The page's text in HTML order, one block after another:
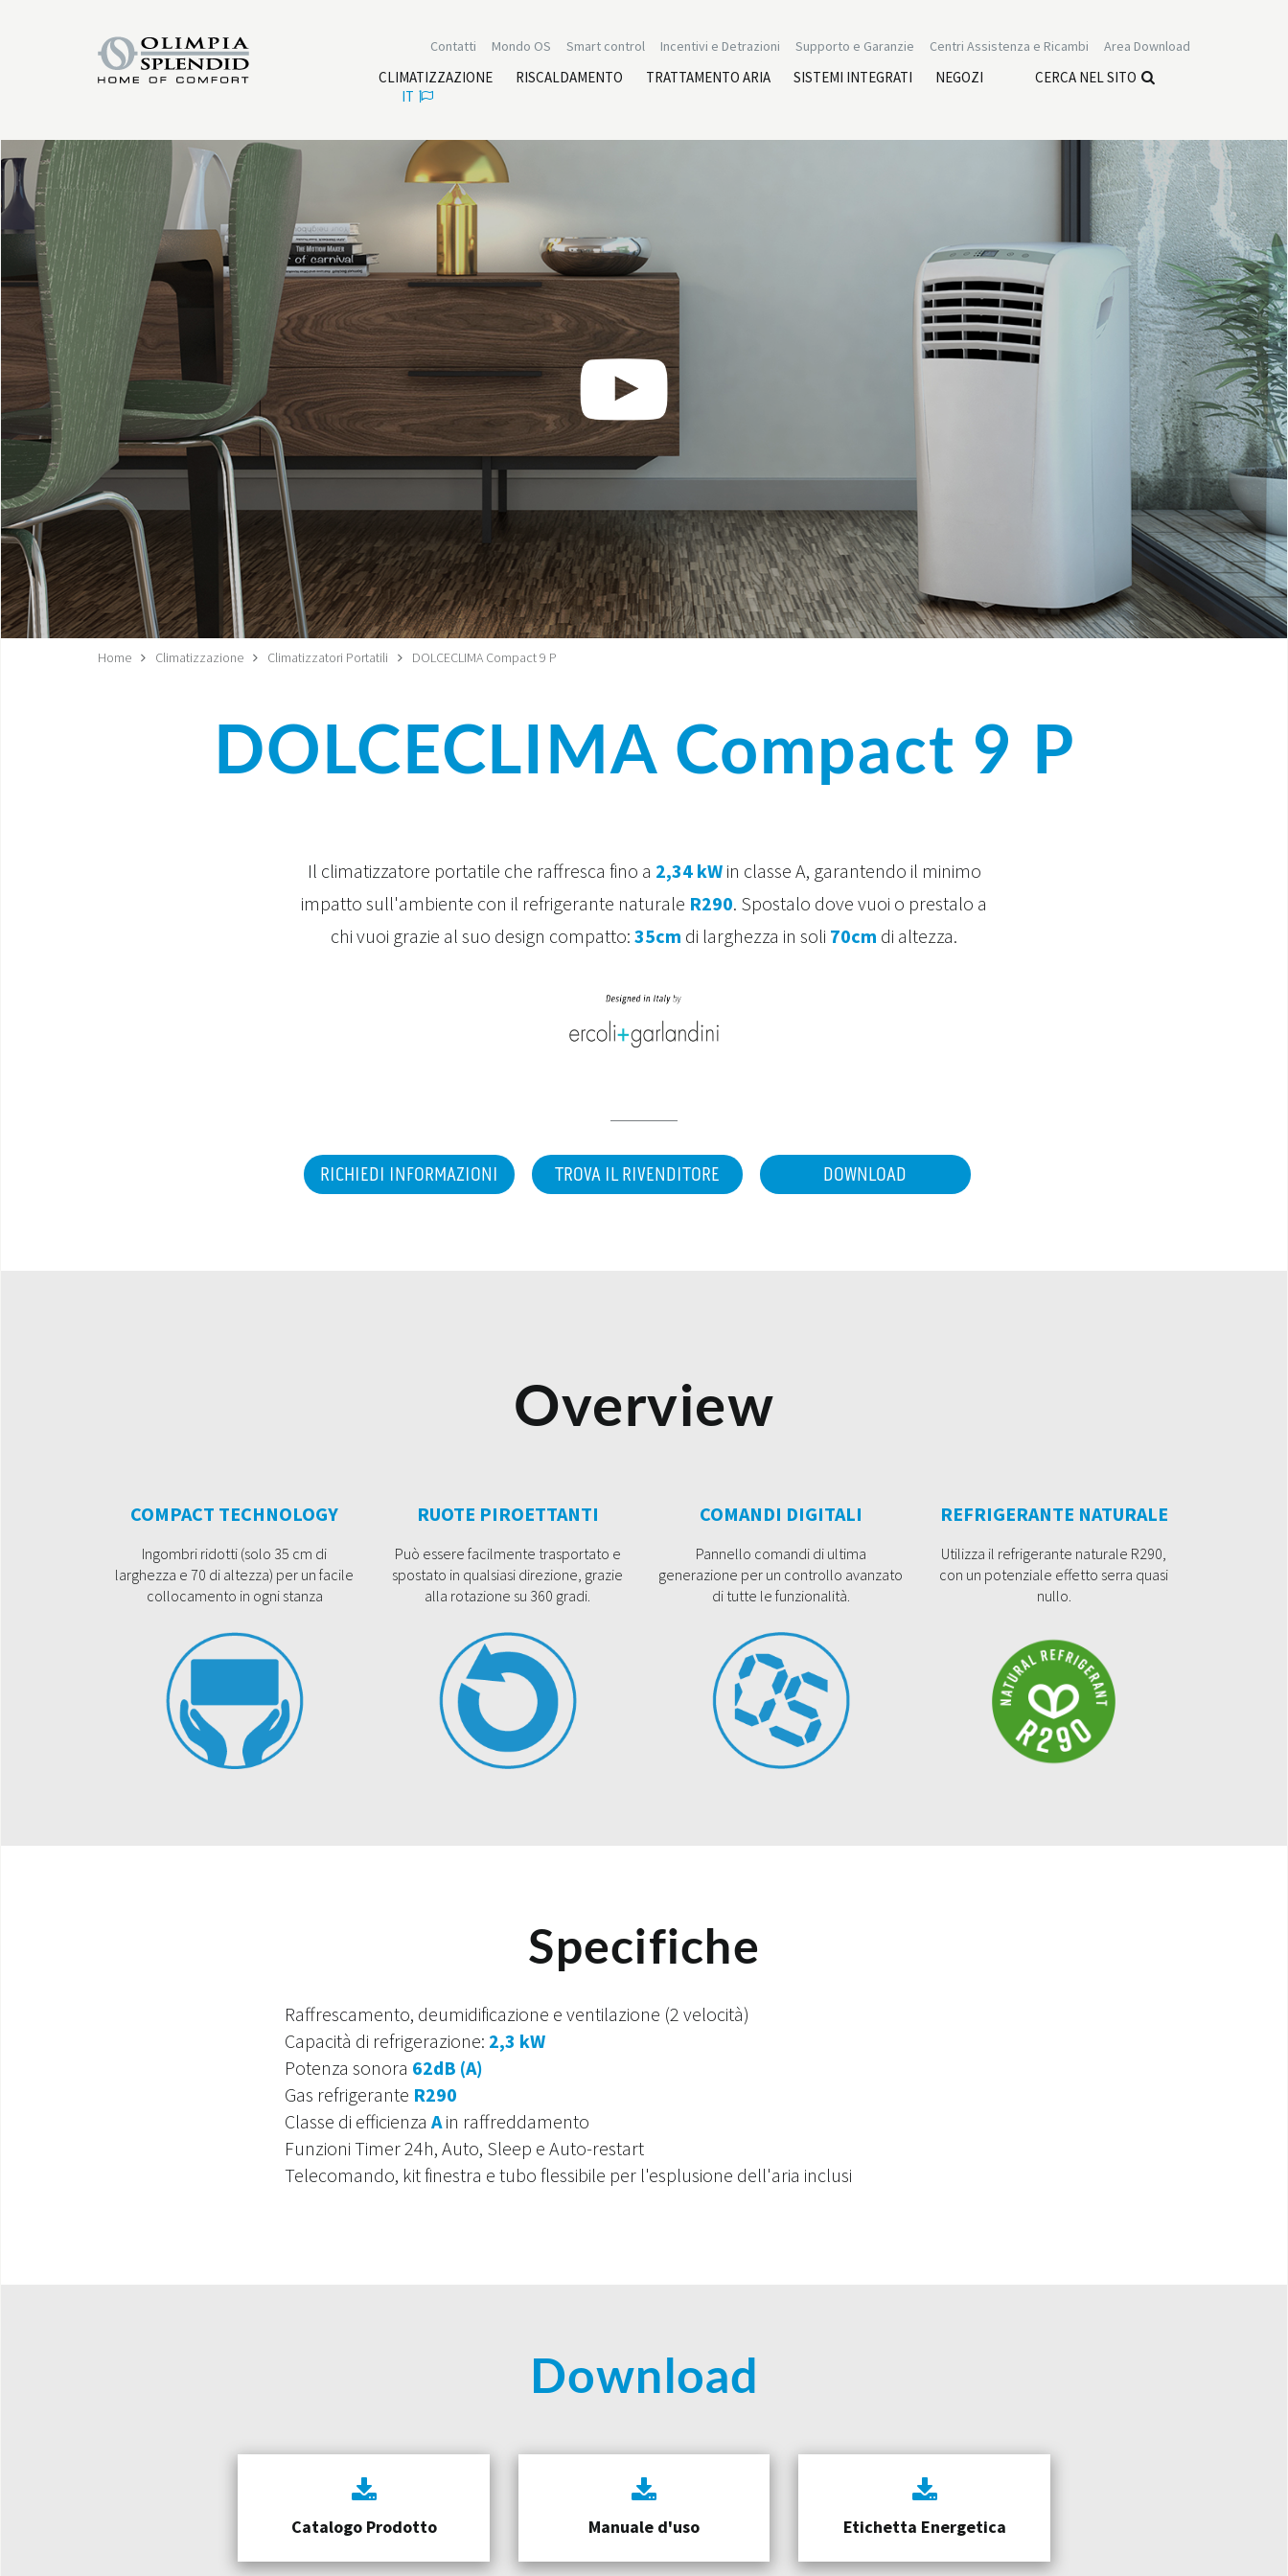
Area Download
Centri Assistenza e Ricambi
Supporto e Garanzie
Incentivi e Detrazioni
Smart control
Mondo OS
Contatti
CLIMATIZZAZIONE RISCALDAMENTO TRATTAMENTO ARIA SISTEMI INTEGRATI NEGOZI
CERCA NEL SITO
IT
Home Climatizzazione Climatizzatori Portatili DOLCECLIMA Compact 9 P
DOLCECLIMA Compact 9 P
Il climatizzatore portatile che raffresca fino a 2,34 kWin classe A, garantendo il minimo
impatto sull'ambiente con il refrigerante naturale R290. Spostalo dove vuoi o prestalo a
chi vuoi grazie al suo design compatto: 35cm di larghezza in soli 70cm di altezza.
RICHIEDI INFORMAZIONI TROVA IL RIVENDITORE DOWNLOAD
Overview
COMPACT TECHNOLOGY
Ingombri ridotti (solo 35 cm di
larghezza e 70 di altezza) per un facile
collocamento in ogni stanza
RUOTE PIROETTANTI
Può essere facilmente trasportato e
spostato in qualsiasi direzione, grazie
alla rotazione su 360 gradi.
COMANDI DIGITALI
Pannello comandi di ultima
generazione per un controllo avanzato
di tutte le funzionalità.
REFRIGERANTE NATURALE
Utilizza il refrigerante naturale R290,
con un potenziale effetto serra quasi
nullo.
Specifiche
Raffrescamento, deumidificazione e ventilazione (2 velocità)
Capacità di refrigerazione: 2,3 kW
Potenza sonora 62dB (A)
Gas refrigerante R290
Classe di efficienza Ain raffreddamento
Funzioni Timer 24h, Auto, Sleep e Auto-restart
Telecomando, kit finestra e tubo flessibile per l'esplusione dell'aria inclusi
Download
Catalogo Prodotto Manuale d'uso Etichetta Energetica